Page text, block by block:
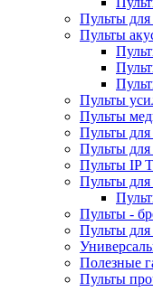
Пульты для
Пульты
Пульты
Пульты
Пульты для
Пульты
Пульты IP
Пульты
Пульты -
Пульты
Полезные
Пульты